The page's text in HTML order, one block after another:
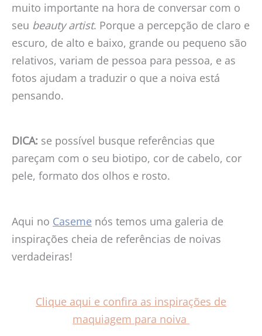
muito importante na hora de conversar com o
seu beauty artist. Porque a percepção de claro e
escuro, de alto e baixo, grande ou pequeno são
relativos, variam de pessoa para pessoa, e as
fotos ajudam a traduzir o que a noiva está
pensando.
DICA: se possível busque referências que
pareçam com o seu biotipo, cor de cabelo, cor
pele, formato dos olhos e rosto.
Aqui no Caseme nós temos uma galeria de
inspirações cheia de referências de noivas
verdadeiras!
Clique aqui e confira as inspirações de
maquiagem para noiva